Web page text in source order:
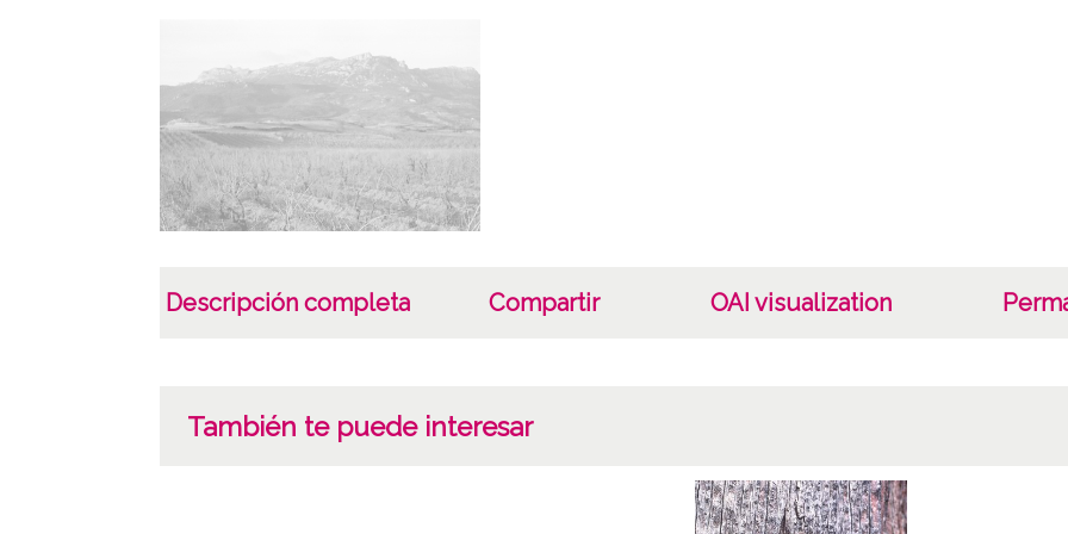
Descripción completa Compartir OAI visualization
También te puede interesar